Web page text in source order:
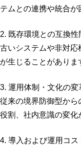
テムとの連携や統合が
2. 既存環境との互換性
古いシステムや非対
が生じることがありま
3. 運用体制・文化の変
従来の境界防御型か
役割、社内意識の変化
4. 導入および運用コス